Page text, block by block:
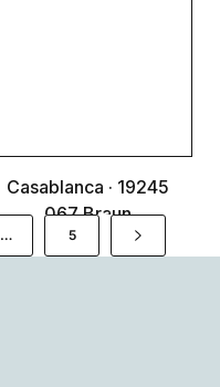
Casablanca · 19245
067 Braun
… 5